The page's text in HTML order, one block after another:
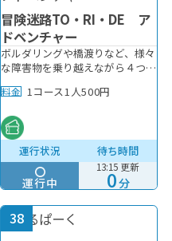
冒険迷路TO・RI・DE ア
ドベンチャー
ボルダリングや橋渡りなど、様々
な障害物を乗り越えながら４つの
男の子『まきばくん』（りんどう
成させて下さい・・・！まきばく
んが喜ぶぜ☆彡アスレチックへの
挑戦をお待ちしております！ ※
雨天時は運休※妊娠中の方にはご
遠慮頂いております。
料金 1コース1人500円
運行状況
運行中
待ち時間
13:15 更新
0分
38